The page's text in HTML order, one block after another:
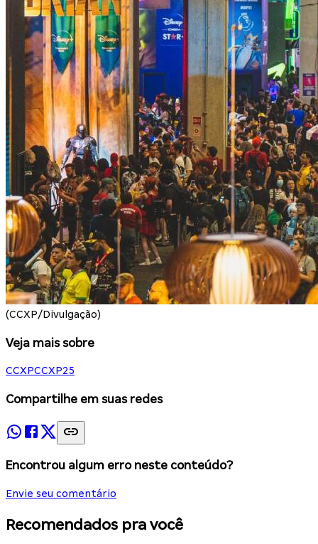
(CCXP/Divulgação)
Veja mais sobre
CCXPCCXP25
Compartilhe em suas redes
Encontrou algum erro neste conteúdo?
Envie seu comentário
Recomendados pra você